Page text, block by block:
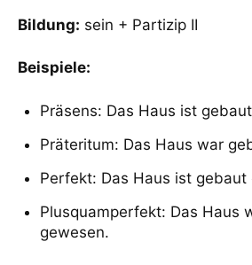
Bildung: sein + Partizip II
Beispiele:
Präsens: Das Haus ist
Präteritum: Das Haus war
Perfekt: Das Haus ist gebaut
Plusquamperfekt: Das Haus
gewesen.